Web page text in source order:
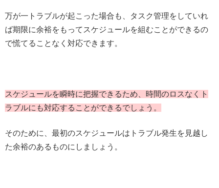
万が一トラブルが起こった場合も、タスク管理をしていれ
ば期限に余裕をもってスケジュールを組むことができるの
で慌てることなく対応できます。
スケジュールを瞬時に把握できるため、時間のロスなくト
ラブルにも対応することができるでしょう。
そのために、最初のスケジュールはトラブル発生を見越し
た余裕のあるものにしましょう。